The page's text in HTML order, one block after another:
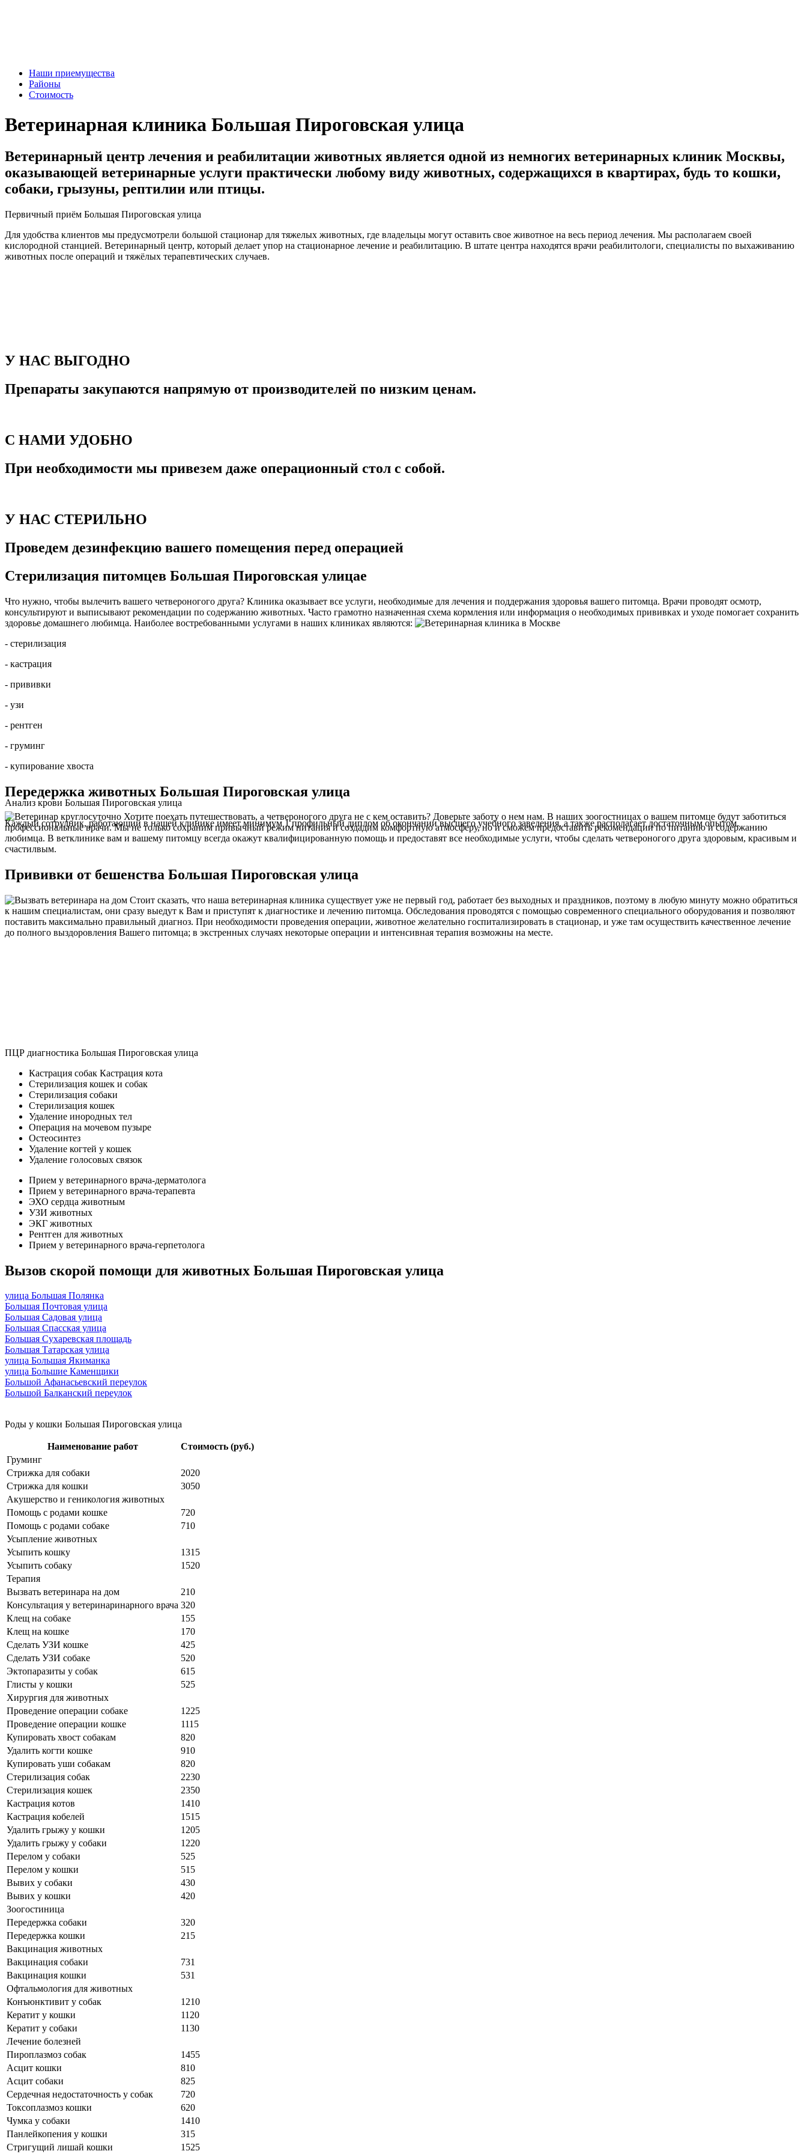
Наши приемущества
Районы
Стоимость
Ветеринарная клиника Большая Пироговская улица
Ветеринарный центр лечения и реабилитации животных является одной из немногих ветеринарных клиник Москвы,
оказывающей ветеринарные услуги практически любому виду животных, содержащихся в квартирах, будь то кошки,
собаки, грызуны, рептилии или птицы.
Первичный приём Большая Пироговская улица
Для удобства клиентов мы предусмотрели большой стационар для тяжелых животных, где владельцы могут оставить свое животное на весь период лечения. Мы располагаем своей
кислородной станцией. Ветеринарный центр, который делает упор на стационарное лечение и реабилитацию. В штате центра находятся врачи реабилитологи, специалисты по выхаживанию
животных после операций и тяжёлых терапевтических случаев.
У НАС ВЫГОДНО
Препараты закупаются напрямую от производителей по низким ценам.
С НАМИ УДОБНО
При необходимости мы привезем даже операционный стол с собой.
У НАС СТЕРИЛЬНО
Проведем дезинфекцию вашего помещения перед операцией
Стерилизация питомцев Большая Пироговская улицае
Что нужно, чтобы вылечить вашего четвероногого друга? Клиника оказывает все услуги, необходимые для лечения и поддержания здоровья вашего питомца. Врачи проводят осмотр,
консультируют и выписывают рекомендации по содержанию животных. Часто грамотно назначенная схема кормления или информация о необходимых прививках и уходе помогает сохранить
здоровье домашнего любимца. Наиболее востребованными услугами в наших клиниках являются:
- стерилизация
- кастрация
- прививки
- узи
- рентген
- груминг
- купирование хвоста
Передержка животных Большая Пироговская улица
Хотите поехать путешествовать, а четвероногого друга не с кем оставить? Доверьте заботу о нем нам. В наших зоогостницах о вашем питомце будут заботиться
профессиональные врачи. Мы не только сохраним привычный режим питания и создадим комфортную атмосферу, но и сможем предоставить рекомендации по питанию и содержанию
любимца. В ветклинике вам и вашему питомцу всегда окажут квалифицированную помощь и предоставят все необходимые услуги, чтобы сделать четвероногого друга здоровым, красивым и
счастилвым.
Прививки от бешенства Большая Пироговская улица
Стоит сказать, что наша ветеринарная клиника существует уже не первый год, работает без выходных и праздников, поэтому в любую минуту можно обратиться
к нашим специалистам, они сразу выедут к Вам и приступят к диагностике и лечению питомца. Обследования проводятся с помощью современного специального оборудования и позволяют
поставить максимально правильный диагноз. При необходимости проведения операции, животное желательно госпитализировать в стационар, и уже там осуществить качественное лечение
до полного выздоровления Вашего питомца; в экстренных случаях некоторые операции и интенсивная терапия возможны на месте.
Анализ крови Большая Пироговская улица
Каждый сотрудник, работающий в нашей клинике имеет минимум 1 профильный диплом об окончании высшего учебного заведения, а также располагает достаточным опытом.
ПЦР диагностика Большая Пироговская улица
Кастрация собак Кастрация кота
Стерилизация кошек и собак
Стерилизация собаки
Стерилизация кошек
Удаление инородных тел
Операция на мочевом пузыре
Остеосинтез
Удаление когтей у кошек
Удаление голосовых связок
Прием у ветеринарного врача-дерматолога
Прием у ветеринарного врача-терапевта
ЭХО сердца животным
УЗИ животных
ЭКГ животных
Рентген для животных
Прием у ветеринарного врача-герпетолога
Вызов скорой помощи для животных Большая Пироговская улица
улица Большая Полянка
Большая Почтовая улица
Большая Садовая улица
Большая Спасская улица
Большая Сухаревская площадь
Большая Татарская улица
улица Большая Якиманка
улица Большие Каменщики
Большой Афанасьевский переулок
Большой Балканский переулок
Роды у кошки Большая Пироговская улица
Наименование работ
Стоимость (руб.)
Груминг
Стрижка для собаки
2020
Стрижка для кошки
3050
Акушерство и геникология животных
Помощь с родами кошке
720
Помощь с родами собаке
710
Усыпление животных
Усыпить кошку
1315
Усыпить собаку
1520
Терапия
Вызвать ветеринара на дом
210
Консультация у ветеринаринарного врача 320
Клещ на собаке
155
Клещ на кошке
170
Сделать УЗИ кошке
425
Сделать УЗИ собаке
520
Эктопаразиты у собак
615
Глисты у кошки
525
Хирургия для животных
Проведение операции собаке
1225
Проведение операции кошке
1115
Купировать хвост собакам
820
Удалить когти кошке
910
Купировать уши собакам
820
Стерилизация собак
2230
Стерилизация кошек
2350
Кастрация котов
1410
Кастрация кобелей
1515
Удалить грыжу у кошки
1205
Удалить грыжу у собаки
1220
Перелом у собаки
525
Перелом у кошки
515
Вывих у собаки
430
Вывих у кошки
420
Зоогостиница
Передержка собаки
320
Передержка кошки
215
Вакцинация животных
Вакцинация собаки
731
Вакцинация кошки
531
Офтальмология для животных
Конъюнктивит у собак
1210
Кератит у кошки
1120
Кератит у собаки
1130
Лечение болезней
Пироплазмоз собак
1455
Асцит кошки
810
Асцит собаки
825
Сердечная недостаточность у собак
720
Токсоплазмоз кошки
620
Чумка у собаки
1410
Панлейкопения у кошки
315
Стригущий лишай кошки
1525